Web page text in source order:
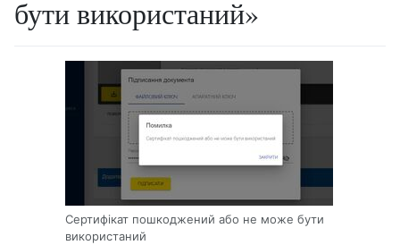
бути використаний»
Сертифікат пошкоджений або не може бути
використаний